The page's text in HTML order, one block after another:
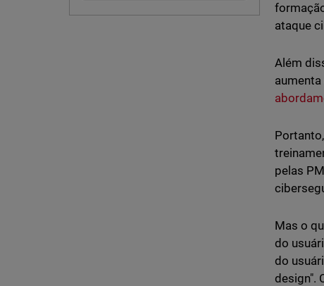
ataque
Além
pelas
Mas o
do
do
design".